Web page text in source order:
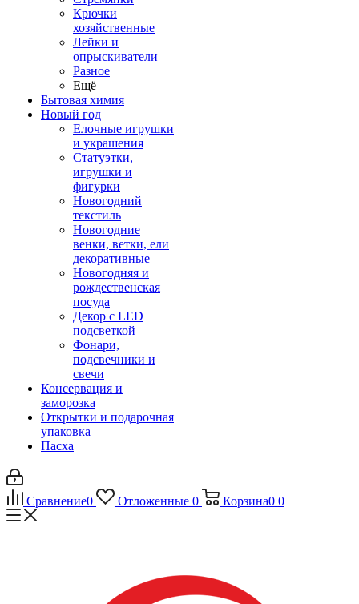
Крючки
хозяйственные
Лейки и
опрыскиватели
Разное
Ещё
Бытовая химия
Новый год
Елочные игрушки
и украшения
Статуэтки,
игрушки и
фигурки
Новогодний
текстиль
Новогодние
венки, ветки, ели
декоративные
Новогодняя и
рождественская
посуда
Декор с LED
подсветкой
Фонари,
подсвечники и
свечи
Консервация и
заморозка
Открытки и подарочная
упаковка
Пасха
Сравнение0 Отложенные 0 Корзина0 0